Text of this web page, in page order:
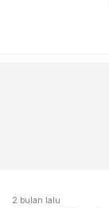
2 bulan lalu